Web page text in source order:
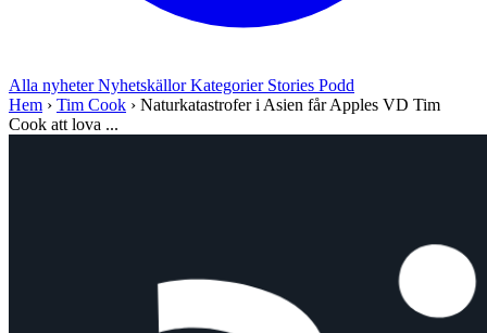
Alla nyheterNyhetskällorKategorier Stories Podd
Hem › Tim Cook › Naturkatastrofer i Asien får Apples VD Tim
Cook att lova ...